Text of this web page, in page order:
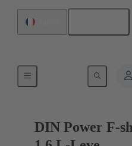
Raccordement carte
DIN Power F-